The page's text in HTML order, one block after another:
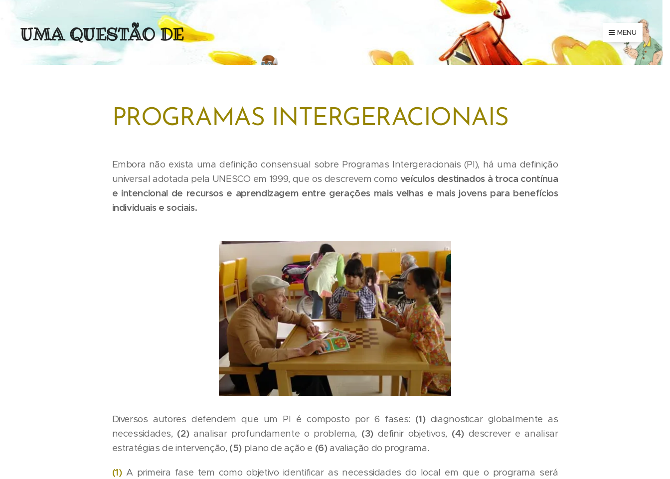
UMA QUESTÃO DE
(MENTAL)IDADE
MENU
PROGRAMAS INTERGERACIONAIS
Embora não exista uma definição consensual sobre Programas Intergeracionais (PI), há uma definição
universal adotada pela UNESCO em 1999, que os descrevem como veículos destinados à troca contínua
e intencional de recursos e aprendizagem entre gerações mais velhas e mais jovens para benefícios
individuais e sociais.
Diversos autores defendem que um PI é composto por 6 fases: (1)diagnosticar globalmente as
necessidades, (2)analisar profundamente o problema, (3)definir objetivos, (4)descrever e analisar
estratégias de intervenção, (5) plano de ação e (6)avaliação do programa.
(1) A primeira fase tem como objetivo identificar as necessidades do local em que o programa será